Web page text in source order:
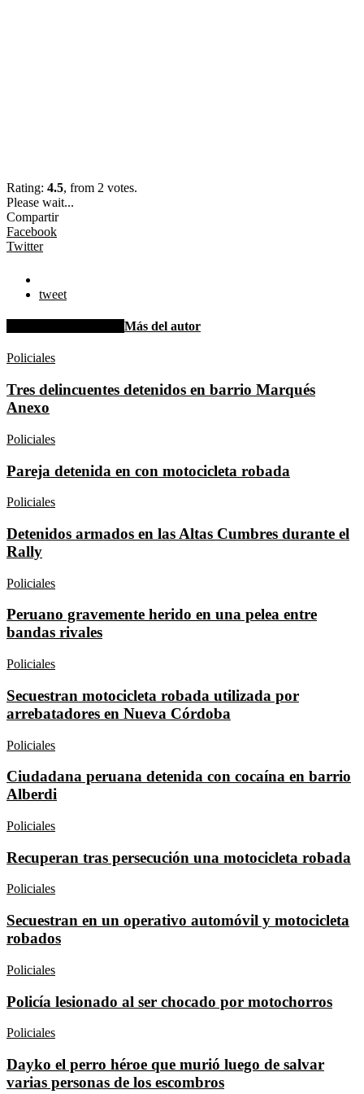
Rating: 4.5, from 2 votes.
Please wait...
Compartir
Facebook
Twitter
tweet
Más del autor
Policiales
Tres delincuentes detenidos en barrio Marqués
Anexo
Policiales
Pareja detenida en con motocicleta robada
Policiales
Detenidos armados en las Altas Cumbres durante el
Rally
Policiales
Peruano gravemente herido en una pelea entre
bandas rivales
Policiales
Secuestran motocicleta robada utilizada por
arrebatadores en Nueva Córdoba
Policiales
Ciudadana peruana detenida con cocaína en barrio
Alberdi
Policiales
Recuperan tras persecución una motocicleta robada
Policiales
Secuestran en un operativo automóvil y motocicleta
robados
Policiales
Policía lesionado al ser chocado por motochorros
Policiales
Dayko el perro héroe que murió luego de salvar
varias personas de los escombros